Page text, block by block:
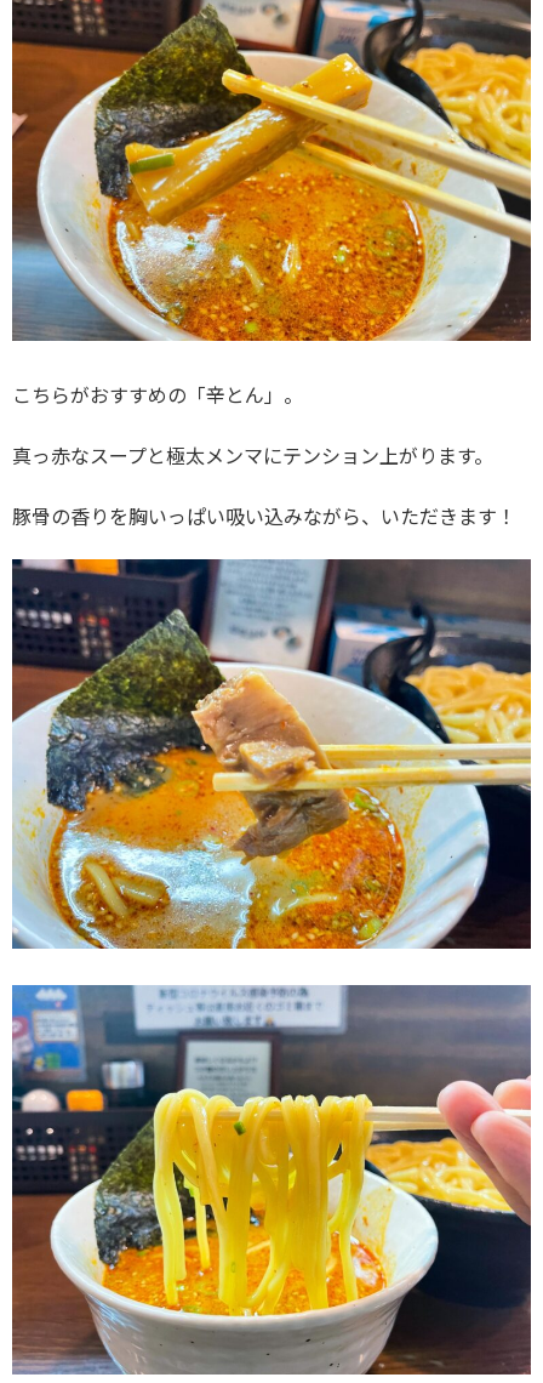
こちらがおすすめの「辛とん」。
真っ赤なスープと極太メンマにテンション上がります。
豚骨の香りを胸いっぱい吸い込みながら、いただきます！